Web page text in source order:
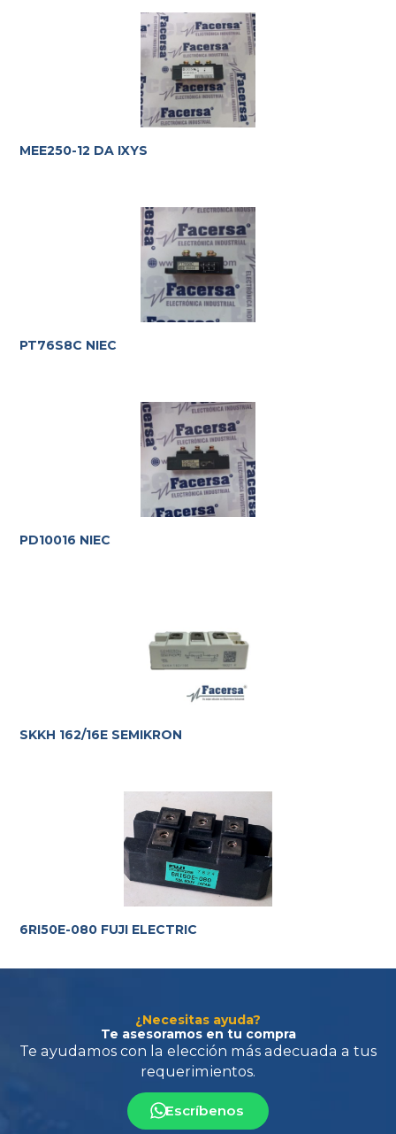
MEE250-12 DA IXYS
PT76S8C NIEC
PD10016 NIEC
SKKH 162/16E SEMIKRON
6RI50E-080 FUJI ELECTRIC
¿Necesitas ayuda?
Te asesoramos en tu compra
Te ayudamos con la elección más adecuada
requerimientos.
Escríbenos